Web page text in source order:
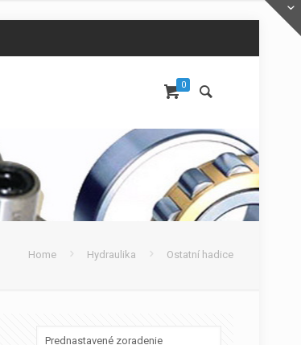
0
Home Hydraulika Ostatní hadice